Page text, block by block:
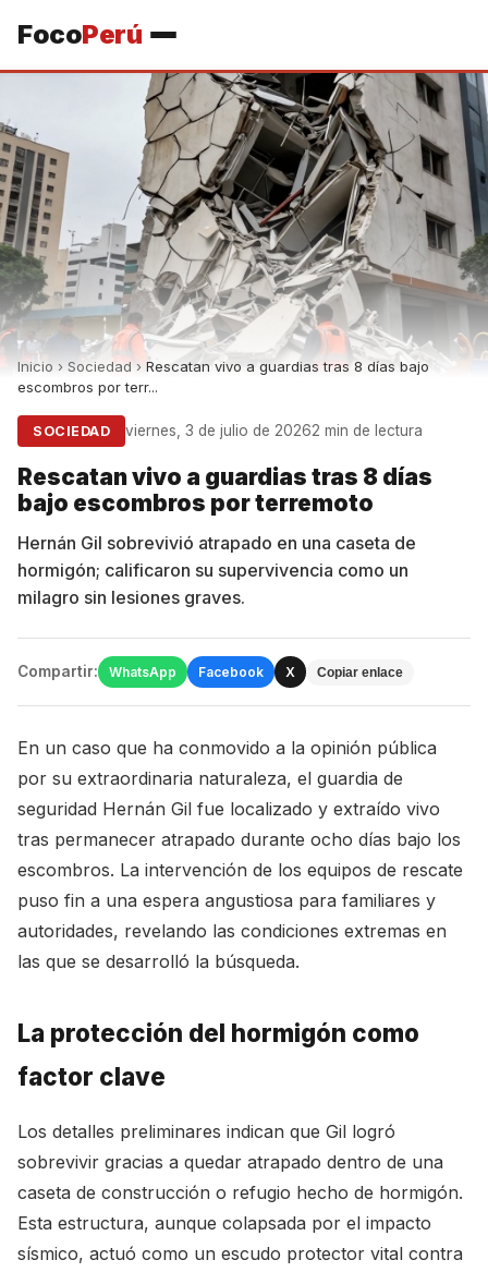
FocoPerú
Inicio › Sociedad › Rescatan vivo a guardias tras 8 días bajo
escombros por terr...
SOCIEDAD viernes, 3 de julio de 20262 min de lectura
Rescatan vivo a guardias tras 8 días
bajo escombros por terremoto
Hernán Gil sobrevivió atrapado en una caseta de
hormigón; calificaron su supervivencia como un
milagro sin lesiones graves.
Compartir: WhatsApp Facebook X Copiar enlace
En un caso que ha conmovido a la opinión pública
por su extraordinaria naturaleza, el guardia de
seguridad Hernán Gil fue localizado y extraído vivo
tras permanecer atrapado durante ocho días bajo los
escombros. La intervención de los equipos de rescate
puso fin a una espera angustiosa para familiares y
autoridades, revelando las condiciones extremas en
las que se desarrolló la búsqueda.
La protección del hormigón como
factor clave
Los detalles preliminares indican que Gil logró
sobrevivir gracias a quedar atrapado dentro de una
caseta de construcción o refugio hecho de hormigón.
Esta estructura, aunque colapsada por el impacto
sísmico, actuó como un escudo protector vital contra